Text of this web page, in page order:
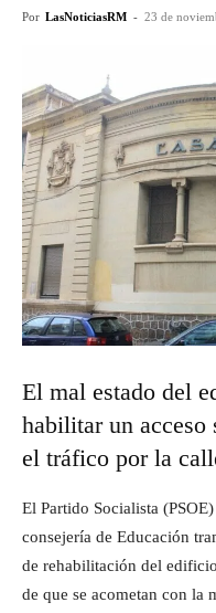
Por LasNoticiasRM - 23 de
El mal estado del
habilitar un
el tráfico por la
El Partido Socialista
consejería de Educación
de rehabilitación del
de que se acometan con la